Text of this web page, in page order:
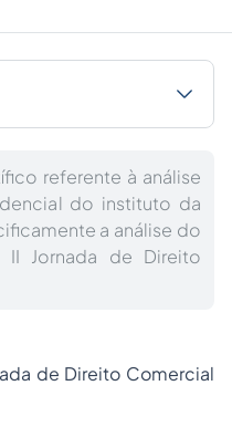
referente à análise
do instituto da
a análise do
II Jornada de Direito
de Direito Comercial